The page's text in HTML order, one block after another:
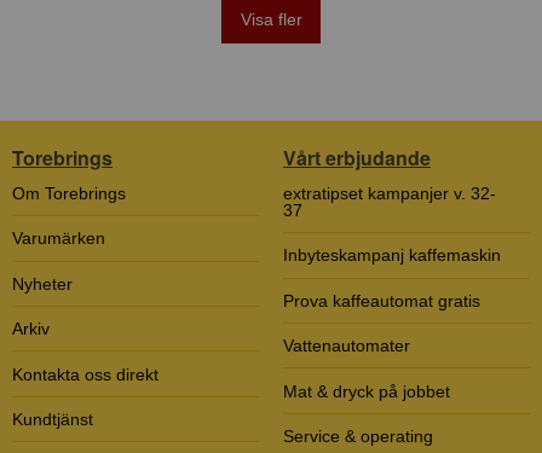
Visa fler
Torebrings
Om Torebrings
Varumärken
Nyheter
Arkiv
Kontakta oss direkt
Kundtjänst
Vårt erbjudande
extratipset kampanjer v. 32-
37
Inbyteskampanj kaffemaskin
Prova kaffeautomat gratis
Vattenautomater
Mat & dryck på jobbet
Service & operating